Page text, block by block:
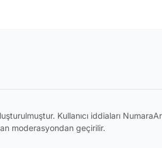
Kullanıcı iddiaları
moderasyondan geçirilir.